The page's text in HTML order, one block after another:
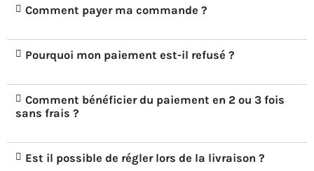
Comment payer ma commande ?
Pourquoi mon paiement est-il refusé ?
Comment bénéficier du paiement en 2 ou 3 fois
sans frais ?
Est il possible de régler lors de la livraison ?